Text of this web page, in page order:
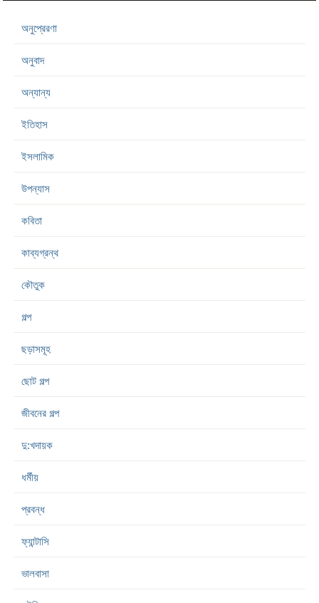
অনুপ্রেরণা
অনুবাদ
অন্যান্য
ইতিহাস
ইসলামিক
উপন্যাস
কবিতা
কাব্যগ্রন্থ
কৌতুক
গল্প
ছড়াসমূহ
ছোট গল্প
জীবনের গল্প
দু:খদায়ক
ধর্মীয়
প্রবন্ধ
ফ্যান্টাসি
ভালবাসা